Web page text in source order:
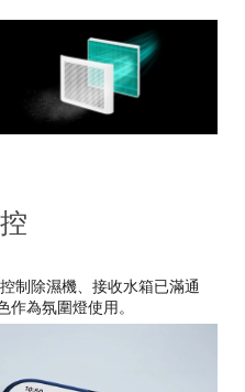
制除濕機、接收水箱已滿通
為氛圍燈使用。